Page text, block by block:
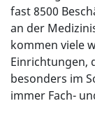
fast 8500
an der
kommen viele
Einrichtungen,
besonders im
immer Fach-